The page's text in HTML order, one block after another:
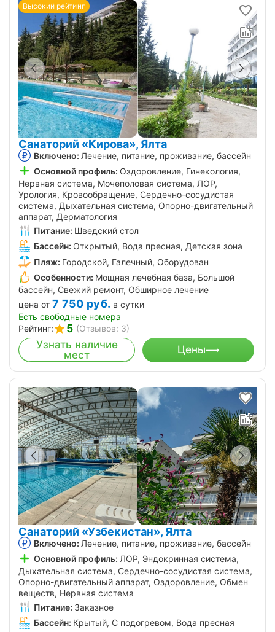
Высокий рейтинг
Санаторий «Кирова», Ялта
Включено: Лечение, питание, проживание, бассейн
Основной профиль: Оздоровление, Гинекология,
Нервная система, Мочеполовая система, ЛОР,
Урология, Кровообращение, Сердечно-сосудистая
система, Дыхательная система, Опорно-двигательный
аппарат, Дерматология
Питание: Шведский стол
Бассейн: Открытый, Вода пресная, Детская зона
Пляж: Городской, Галечный, Оборудован
Особенности: Мощная лечебная база, Большой
бассейн, Свежий ремонт, Обширное лечение
цена от 7 750 руб. в сутки
Есть свободные номера
Рейтинг:
5 (Отзывов: 3)
Узнать наличие
мест
Цены
Санаторий «Узбекистан», Ялта
Включено: Лечение, питание, проживание, бассейн
Основной профиль: ЛОР, Эндокринная система,
Дыхательная система, Сердечно-сосудистая система,
Опорно-двигательный аппарат, Оздоровление, Обмен
веществ, Нервная система
Питание: Заказное
Бассейн: Крытый, С подогревом, Вода пресная